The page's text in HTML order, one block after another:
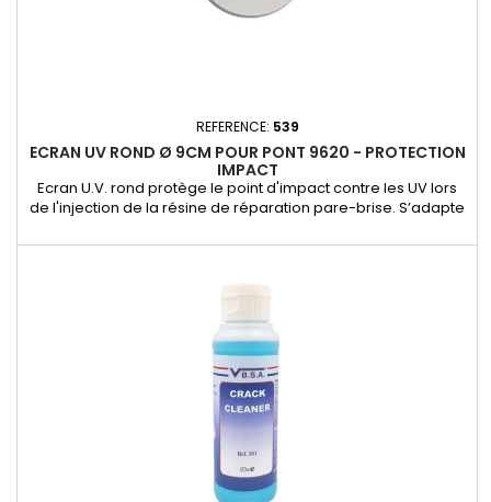
REFERENCE: 539
ECRAN UV ROND Ø 9CM POUR PONT 9620 - PROTECTION
IMPACT
Ecran U.V. rond protège le point d'impact contre les UV lors
de l'injection de la résine de réparation pare-brise. S’adapte
9620 Diam. 9cm